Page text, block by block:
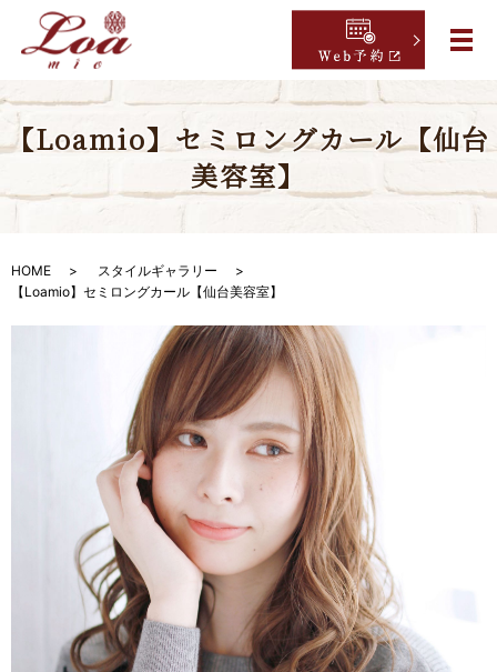
【Loamio】セミロングカール【仙台
美容室】
HOME
スタイルギャラリー
【Loamio】セミロングカール【仙台美容室】